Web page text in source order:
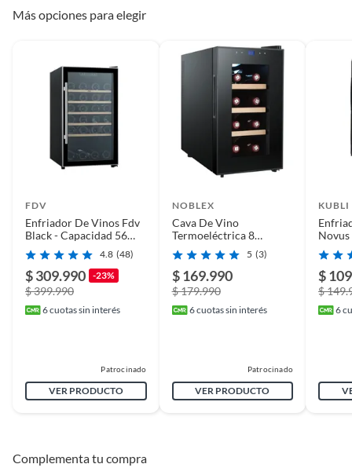
disponibilidad de
Más opciones para elegir
FDV
Enfriador De Vinos Fdv
Black - Capacidad 56
Botellas
4.8 (48)
$ 309.990 -23%
$ 399.990
6cuotas sin interés
Patrocinado
VER PRODUCTO
NOBLEX
Cava De Vino
Termoeléctrica 8
Botellas Panel Touch
Noblex
5 (3)
$ 169.990
$ 179.990
6cuotas sin interés
Patrocinado
VER PRODUCTO
KUBLI
Novus
$
$
6
Complementa tu compra